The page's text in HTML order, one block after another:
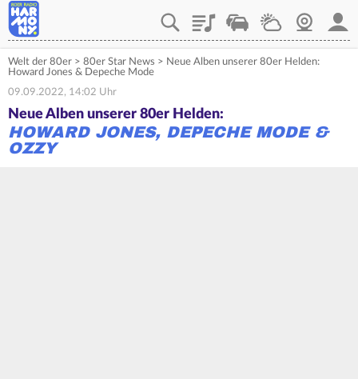
PlaylistVerkehrWetterWebcam
Welt der 80er > 80er Star News > Neue Alben unserer 80er Helden:
Howard Jones & Depeche Mode
09.09.2022, 14:02 Uhr
Neue Alben unserer 80er Helden:
HOWARD JONES, DEPECHE MODE &
OZZY